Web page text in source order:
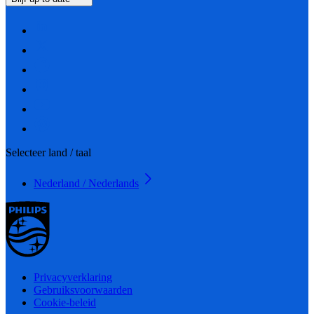
Selecteer land / taal
Nederland / Nederlands
Privacyverklaring
Gebruiksvoorwaarden
Cookie-beleid